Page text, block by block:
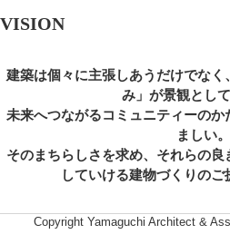
VISION
建築は個々に主張しあうだけでな
み」が景観として
未来へつながるコミュニティーの
ましい。
そのまちらしさを求め、それらの
していける建物づくりのご
Copyright Yamaguchi Architect &